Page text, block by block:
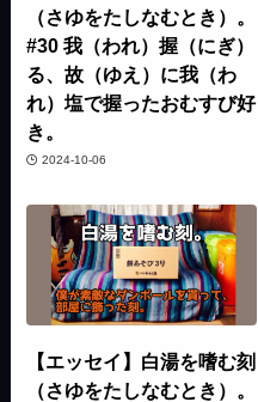
（さゆをたしなむとき）。
#30 我（われ）握（にぎ）
る、故（ゆえ）に我（わ
れ）塩で握ったおむすび好
き。
2024-10-06
【エッセイ】白湯を嗜む刻
（さゆをたしなむとき）。